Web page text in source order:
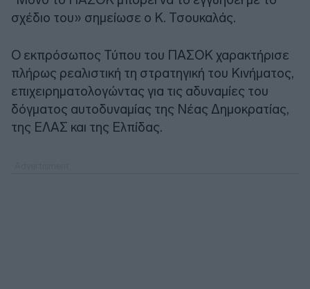
σχέδιο του» σημείωσε ο Κ. Τσουκαλάς.
Ο εκπρόσωπος Τύπου του ΠΑΣΟΚ χαρακτήρισε
πλήρως ρεαλιστική τη στρατηγική του Κινήματος,
επιχειρηματολογώντας για τις αδυναμίες του
δόγματος αυτοδυναμίας της Νέας Δημοκρατίας,
της ΕΛΑΣ και της Ελπίδας.